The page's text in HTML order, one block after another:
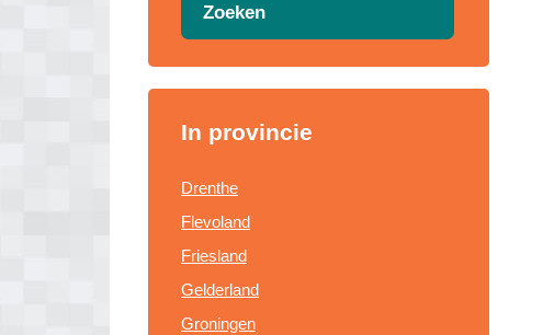
Zoeken
In provincie
Drenthe
Flevoland
Friesland
Gelderland
Groningen